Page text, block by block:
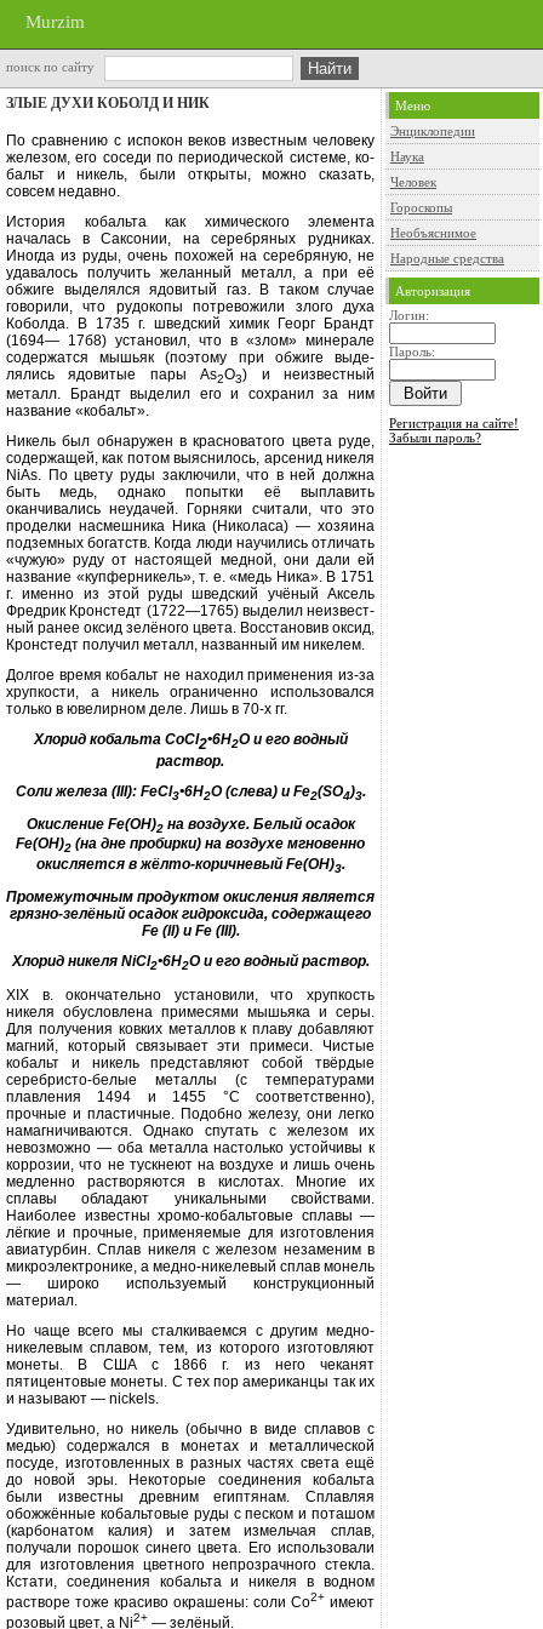
Murzim
поиск по сайту
ЗЛЫЕ ДУХИ КОБОЛД И НИК
По сравнению с испокон веков из­вестным человеку
железом, его сосе­ди по периодической системе, ко­
бальт и никель, были открыты, можно сказать,
совсем недавно.
История кобальта как химическо­го элемента
началась в Саксонии, на серебряных рудниках.
Иногда из руды, очень похожей на серебряную, не
удавалось получить желанный ме­талл, а при её
обжиге выделялся ядо­витый газ. В таком случае
говорили, что рудокопы потревожили злого ду­ха
Коболда. В 1735 г. шведский химик Георг Брандт
(1694— 17б8) установил, что в «злом» минерале
содержатся мышьяк (поэтому при обжиге выде­
лялись ядовитые парыAs2O3) и неиз­вестный
металл. Брандт выделил его и сохранил за ним
название «ко­бальт».
Никель был обнаружен в краснова­того цвета руде,
содержащей, как по­том выяснилось, арсенид никеля
NiAs. По цвету руды заключили, что в ней должна
быть медь, однако попытки её выплавить
оканчивались неудачей. Горняки считали, что это
проделки насмешника Ника (Николаса) — хозя­ина
подземных богатств. Когда люди научились отличать
«чужую» руду от настоящей медной, они дали ей
назва­ние «купферникель», т. е. «медь Ника». В 1751
г. именно из этой руды швед­ский учёный Аксель
Фредрик Кронстедт (1722—1765) выделил неизвест­
ный ранее оксид зелёного цвета. Восстановив оксид,
Кронстедт полу­чил металл, названный им никелем.
Долгое время кобальт не находил применения из-за
хрупкости, а никель ограниченно использовался
только в ювелирном деле. Лишь в 70-х гг.
Хлорид кобальта СоСl2•6Н2Ои его водный
раствор.
Соли железа (III): FeCl3•6Н2О (слева) и Fe2(SO4)3.
Окисление Fe(OH)2 на воздухе. Белый осадок
Fe(OH)2 (на дне пробирки) на воздухе мгновенно
окисляется в жёлто-коричневый Fe(OH)3.
Промежуточным продуктом окисления является
грязно-зелёный осадок гидроксида, содержащего
Fe (II) и Fe (III).
Хлорид никеля NiCl2•6Н2Ои его водный раствор.
XIX в. окончательно установили, что хрупкость
никеля обусловлена приме­сями мышьяка и серы.
Для получения ковких металлов к плаву добавляют
магний, который связывает эти при­меси. Чистые
кобальт и никель пред­ставляют собой твёрдые
серебристо-белые металлы (с температурами
плавления 1494 и 1455 °С соответст­венно),
прочные и пластичные. По­добно железу, они легко
намагничива­ются. Однако спутать с железом их
невозможно — оба металла настоль­ко устойчивы к
коррозии, что не туск­неют на воздухе и лишь очень
медлен­но растворяются в кислотах. Многие их
сплавы обладают уникальными свойствами.
Наиболее известны хро­мо-кобальтовые сплавы —
лёгкие и прочные, применяемые для изготов­ления
авиатурбин. Сплав никеля с железом незаменим в
микроэлектро­нике, а медно-никелевый сплав монель
— широко используемый конст­рукционный
материал.
Но чаще всего мы сталкиваемся с другим медно-
никелевым сплавом, тем, из которого изготовляют
моне­ты. В США с 1866 г. из него чеканят
пятицентовые монеты. С тех пор аме­риканцы так их
и называют — nickels.
Удивительно, но никель (обычно в виде сплавов с
медью) содержался в монетах и металлической
посуде, из­готовленных в разных частях света ещё
до новой эры. Некоторые соеди­нения кобальта
были известны древ­ним египтянам. Сплавляя
обожжённые кобальтовые руды с песком и поташом
(карбонатом калия) и затем измельчая сплав,
получали порошок синего цве­та. Его использовали
для изготовления цветного непрозрачного стекла.
Кста­ти, соединения кобальта и никеля в водном
растворе тоже красиво окра­шены: соли Со2+ имеют
розовый цвет, a Ni2+ — зелёный.
Меню
Энциклопедии
Наука
Человек
Гороскопы
Необъяснимое
Народные средства
Авторизация
Логин:
Пароль:
Регистрация на сайте!
Забыли пароль?